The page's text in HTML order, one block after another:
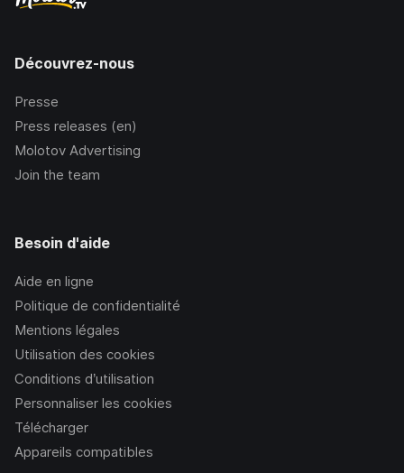
Découvrez-nous
Presse
Press releases (en)
Molotov Advertising
Join the team
Besoin d'aide
Aide en ligne
Politique de confidentialité
Mentions légales
Utilisation des cookies
Conditions d’utilisation
Personnaliser les cookies
Télécharger
Appareils compatibles